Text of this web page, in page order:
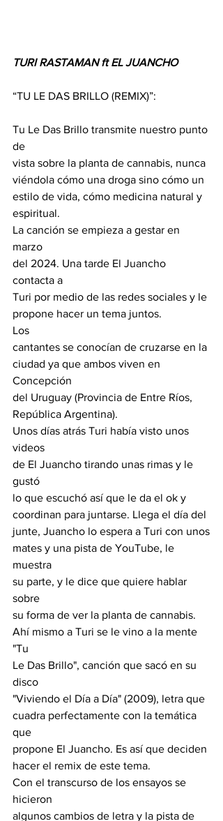
TURI RASTAMAN ft EL JUANCHO
“TU LE DAS BRILLO (REMIX)”:
Tu Le Das Brillo transmite nuestro punto
de
vista sobre la planta de cannabis, nunca
viéndola cómo una droga sino cómo un
estilo de vida, cómo medicina natural y
espiritual.
La canción se empieza a gestar en
marzo
del 2024. Una tarde El Juancho
contacta a
Turi por medio de las redes sociales y le
propone hacer un tema juntos.
Los
cantantes se conocían de cruzarse en la
ciudad ya que ambos viven en
Concepción
del Uruguay (Provincia de Entre Ríos,
República Argentina).
Unos días atrás Turi había visto unos
videos
de El Juancho tirando unas rimas y le
gustó
lo que escuchó así que le da el ok y
coordinan para juntarse. Llega el día del
junte, Juancho lo espera a Turi con unos
mates y una pista de YouTube, le
muestra
su parte, y le dice que quiere hablar
sobre
su forma de ver la planta de cannabis.
Ahí mismo a Turi se le vino a la mente
"Tu
Le Das Brillo", canción que sacó en su
disco
"Viviendo el Día a Día" (2009), letra que
cuadra perfectamente con la temática
que
propone El Juancho. Es así que deciden
hacer el remix de este tema.
Con el transcurso de los ensayos se
hicieron
algunos cambios de letra y la pista de